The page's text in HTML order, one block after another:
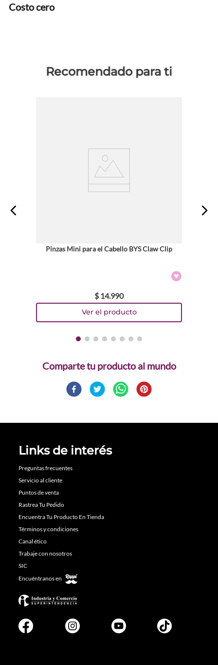
Costo cero
Recomendado para ti
Pinzas Mini para el Cabello BYS Claw Clip
$ 14.990
Comparte
Links de interés
Preguntas frecuentes
Servicio al cliente
Puntos de venta
Rastrea Tu Pedido
Encuentra Tu Producto En Tienda
Términos y condiciones
Canal ético
Trabaje con nosotros
SIC
Encuéntranos en